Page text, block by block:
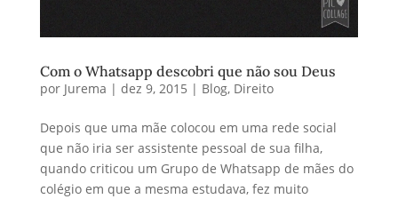
Com o Whatsapp descobri que não sou Deus
por Jurema | dez 9, 2015 | Blog, Direito
Depois que uma mãe colocou em uma rede social
que não iria ser assistente pessoal de sua filha,
quando criticou um Grupo de Whatsapp de mães do
colégio em que a mesma estudava, fez muito